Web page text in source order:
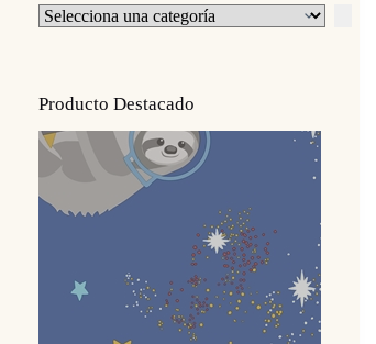
Selecciona
una
Producto Destacado